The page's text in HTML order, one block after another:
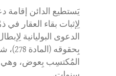
يَستطيع الدائن إقامة
لِإثبات بقاء العقار في
الدعوى البوليانية
المُكتسِب بِعوض،